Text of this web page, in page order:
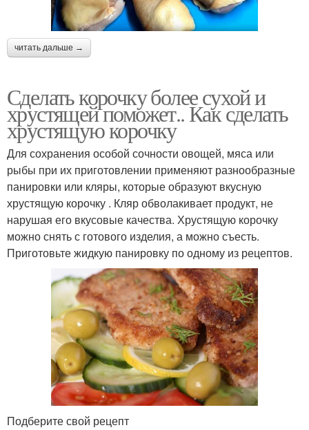
читать дальше →
Сделать корочку более сухой и
хрустящей поможет.. Как сделать
хрустящую корочку
Для сохранения особой сочности овощей, мяса или
рыбы при их приготовлении применяют разнообразные
панировки или кляры, которые образуют вкусную
хрустящую корочку . Кляр обволакивает продукт, не
нарушая его вкусовые качества. Хрустящую корочку
можно снять с готового изделия, а можно съесть.
Приготовьте жидкую панировку по одному из рецептов.
Подберите свой рецепт